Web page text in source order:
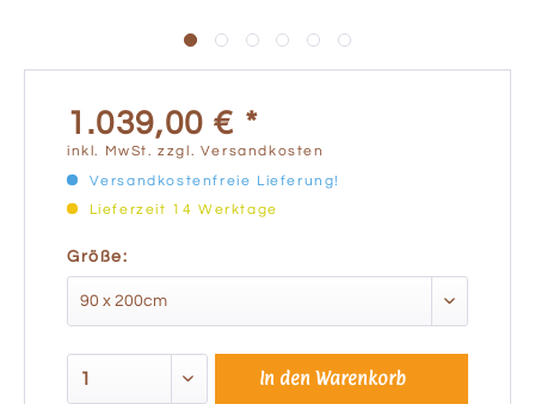
1.039,00 € *
inkl. MwSt.zzgl. Versandkosten
Versandkostenfreie Lieferung!
Lieferzeit 14 Werktage
Größe:
In den Warenkorb